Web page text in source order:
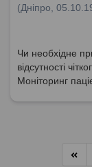
(Дніпро,
Чи необхідне
відсутності
Моніторинг